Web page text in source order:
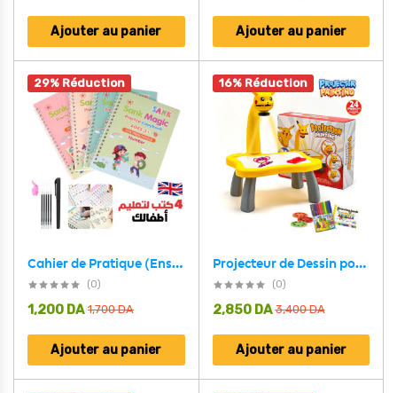
Ajouter au panier Ajouter au panier
29% Réduction
Cahier de Pratique (Ensemble de 4 Livres + 10 Recharges) English – كراس التدريب مجموعة من 4 كتب باللغة الإنجليزية
(0)
1,700DA
1,200 DA
Ajouter au panier
16% Réduction
Projecteur de Dessin pour Enfants avec Crayons – جهاز عرض الرسم للأطفال مع أقلام تلوين
(0)
3,400DA
2,850 DA
Ajouter au panier